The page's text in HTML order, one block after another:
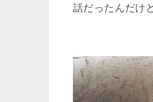
話だったんだけ